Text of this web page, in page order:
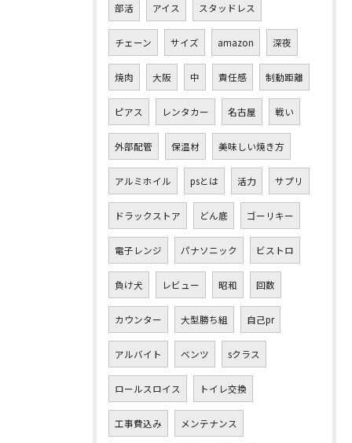
部活 アイス スタッドレス
チェーン サイズ amazon 深夜
焼肉 大阪 中 責任感 制動距離
ピアス レンタカー 名古屋 戦い
外部配管 保温材 美味しい焼き方
アルミホイル psとは 活力 サプリ
ドラックストア どん底 ゴーリキー
電子レンジ パナソニック ビストロ
負け犬 レビュー 昭和 回数
カウンター 大型勝ち組 自己pr
アルバイト ベンツ sクラス
ロールスロイス トイレ交換
工事費込み メンテナンス